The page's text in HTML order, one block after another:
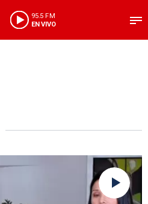
95.5 FM
EN VIVO